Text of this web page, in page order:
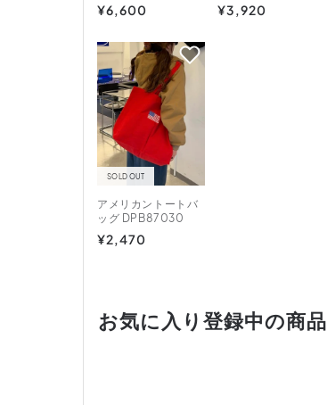
通
価
格
¥6,600
通
¥3,920
SOLD OUT
アメリカントートバ
ッグ DPB87030
通
¥2,470
お気に入り登録中の商品